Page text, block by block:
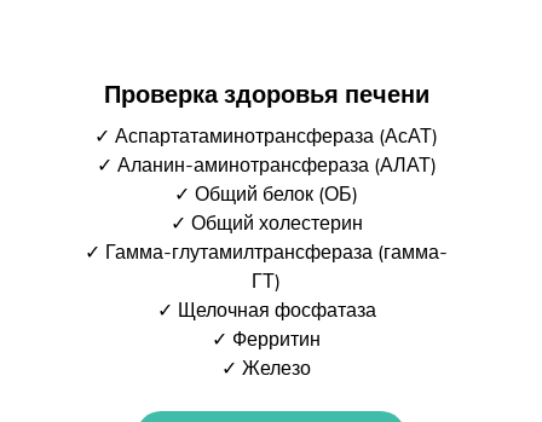
Проверка здоровья печени
✓ Аспартатаминотрансфераза (АсАТ)
✓ Аланин-аминотрансфераза (АЛАТ)
✓ Общий белок (ОБ)
✓ Общий холестерин
✓ Гамма-глутамилтрансфераза (гамма-
ГТ)
✓ Щелочная фосфатаза
✓ Ферритин
✓ Железо